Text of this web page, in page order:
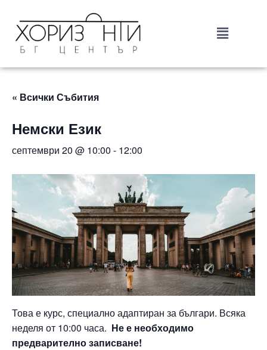
« Всички Събития
Немски Език
септември 20 @ 10:00 - 12:00
Това е курс, специално адаптиран за българи. Всяка
неделя от 10:00 часа. Не е необходимо
предварително записване!